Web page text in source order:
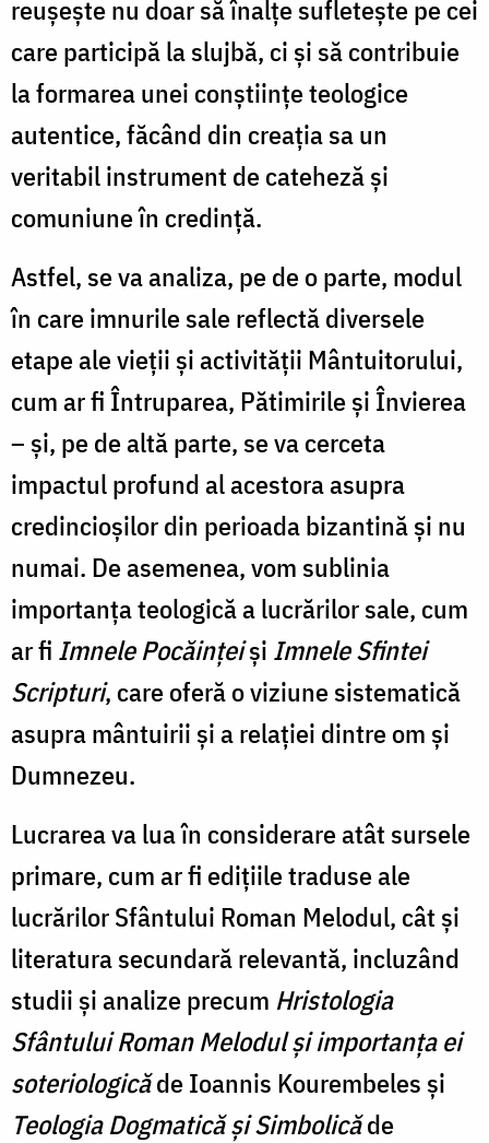
reușește nu doar să înalțe sufletește pe cei
care participă la slujbă, ci și să contribuie
la formarea unei conștiințe teologice
autentice, făcând din creația sa un
veritabil instrument de cateheză și
comuniune în credință.
Astfel, se va analiza, pe de o parte, modul
în care imnurile sale reflectă diversele
etape ale vieții și activității Mântuitorului,
cum ar fi Întruparea, Pătimirile și Învierea
– și, pe de altă parte, se va cerceta
impactul profund al acestora asupra
credincioșilor din perioada bizantină și nu
numai. De asemenea, vom sublinia
importanța teologică a lucrărilor sale, cum
ar fi Imnele Pocăințeiși Imnele Sfintei
Scripturi, care oferă o viziune sistematică
asupra mântuirii și a relației dintre om și
Dumnezeu.
Lucrarea va lua în considerare atât sursele
primare, cum ar fi edițiile traduse ale
lucrărilor Sfântului Roman Melodul, cât și
literatura secundară relevantă, incluzând
studii și analize precum Hristologia
Sfântului Roman Melodul și importanța ei
soteriologicăde Ioannis Kourembeles și
Teologia Dogmatică și Simbolicăde